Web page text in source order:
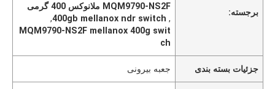
برجسته:
MQM9790-NS2F ملانوکس 400 گرمی
,
400gb mellanox ndr switch
,
MQM9790-NS2F mellanox 400g swit
ch
جزئیات بسته بندی جعبه بیرونی